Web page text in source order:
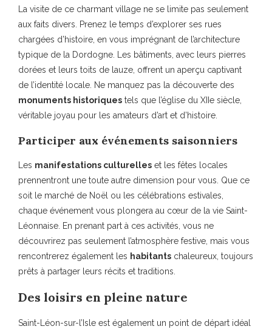
La visite de ce charmant village ne se limite pas seulement
aux faits divers. Prenez le temps d’explorer ses rues
chargées d’histoire, en vous imprégnant de l’architecture
typique de la Dordogne. Les bâtiments, avec leurs pierres
dorées et leurs toits de lauze, offrent un aperçu captivant
de l’identité locale. Ne manquez pas la découverte des
monuments historiques tels que l’église du XIIe siècle,
véritable joyau pour les amateurs d’art et d’histoire.
Participer aux événements saisonniers
Les manifestations culturelles et les fêtes locales
prennentront une toute autre dimension pour vous. Que ce
soit le marché de Noël ou les célébrations estivales,
chaque événement vous plongera au cœur de la vie Saint-
Léonnaise. En prenant part à ces activités, vous ne
découvrirez pas seulement l’atmosphère festive, mais vous
rencontrerez également les habitants chaleureux, toujours
prêts à partager leurs récits et traditions.
Des loisirs en pleine nature
Saint-Léon-sur-l’Isle est également un point de départ idéal